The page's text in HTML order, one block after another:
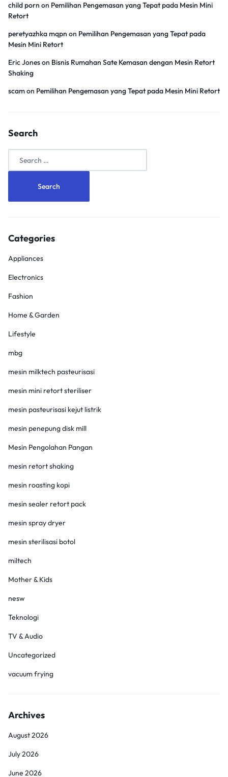
child porn on Pemilihan Pengemasan yang Tepat pada Mesin Mini
Retort
peretyazhka mqpn on Pemilihan Pengemasan yang Tepat pada
Mesin Mini Retort
Eric Joneson Bisnis Rumahan Sate Kemasan dengan Mesin Retort
Shaking
scamon Pemilihan Pengemasan yang Tepat pada Mesin Mini Retort
Search
Categories
Appliances
Electronics
Fashion
Home & Garden
Lifestyle
mbg
mesin milktech pasteurisasi
mesin mini retort steriliser
mesin pasteurisasi kejut listrik
mesin penepung disk mill
Mesin Pengolahan Pangan
mesin retort shaking
mesin roasting kopi
mesin sealer retort pack
mesin spray dryer
mesin sterilisasi botol
miltech
Mother & Kids
nesw
Teknologi
TV & Audio
Uncategorized
vacuum frying
Archives
August 2026
July 2026
June 2026